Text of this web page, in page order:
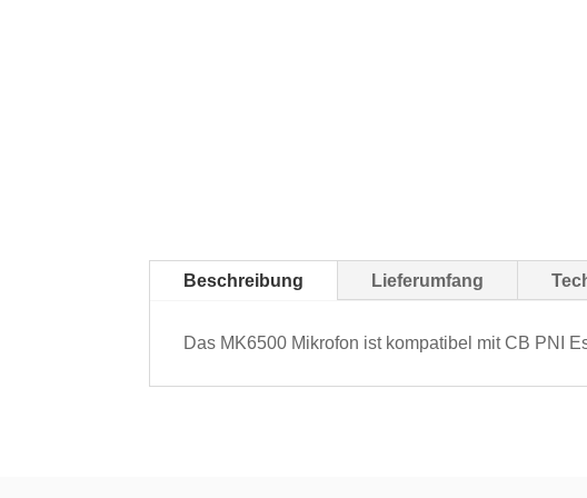
Beschreibung Lieferumfang
Das MK6500 Mikrofon ist kompatibel mit CB PNI